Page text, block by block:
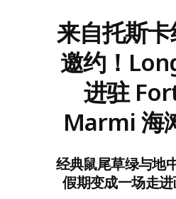
来自托斯
邀约！
进驻
Marmi 海
经典鼠尾草绿与地
假期变成一场走进